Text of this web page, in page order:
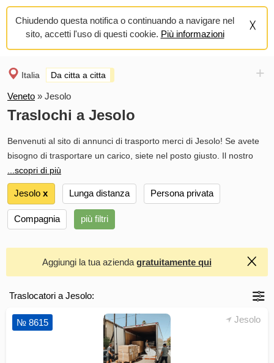
Chiudendo questa notifica o continuando a navigare nel
sito, accetti l'uso di questi cookie. Più informazioni
Italia Da citta a citta +
Veneto » Jesolo
Traslochi a Jesolo
Benvenuti al sito di annunci di trasporto merci di Jesolo! Se avete
bisogno di trasportare un carico, siete nel posto giusto. Il nostro
...scopri di più
Jesolo х Lunga distanza Persona privata
Compagnia più filtri
Aggiungi la tua azienda gratuitamente qui
Traslocatori a Jesolo:
Jesolo
№ 8615